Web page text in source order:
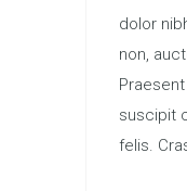
dolor
non,
suscipit
felis.